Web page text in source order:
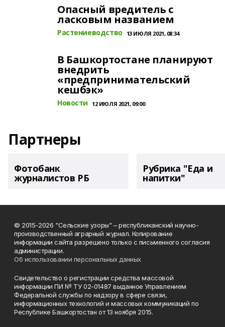
Опасный вредитель с
ласковым названием
Растениеводство 13 ИЮЛЯ 2021, 08:34
В Башкортостане планируют
внедрить
«предпринимательский
кешбэк»
Новости 12 ИЮЛЯ 2021, 09:00
Партнеры
Фотобанк
журналистов РБ
Рубрика "Еда и
напитки"
© 2015-2026 "Сельские узоры" – республиканский научно-
производственный аграрный журнал. Копирование
информации сайта разрешено только с письменного согласия
администрации.
Об использовании персональных данных
Свидетельство о регистрации средства массовой
информации ПИ № ТУ 02-01487 выданное Управлением
Федеральной службы по надзору в сфере связи,
информационных технологий и массовых коммуникаций по
Республике Башкортостан от 13 ноября 2015.